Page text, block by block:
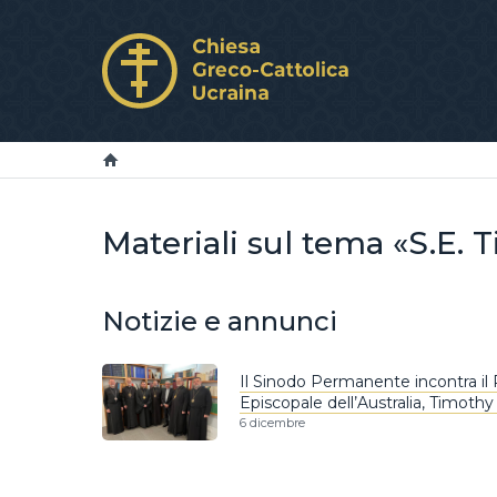
Materiali sul tema «S.E.
Notizie e annunci
Il Sinodo Permanente incontra il
Episcopale dell’Australia,
6 dicembre